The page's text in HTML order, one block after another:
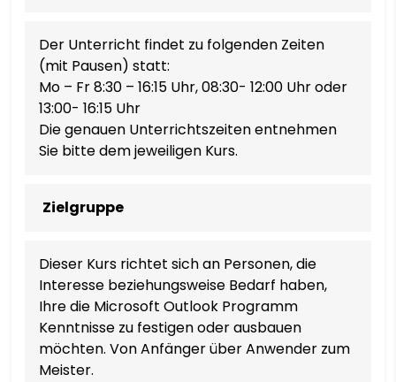
Der Unterricht findet zu folgenden Zeiten
(mit Pausen) statt:
Mo – Fr 8:30 – 16:15 Uhr, 08:30- 12:00 Uhr oder
13:00- 16:15 Uhr
Die genauen Unterrichtszeiten entnehmen
Sie bitte dem jeweiligen Kurs.
Zielgruppe
Dieser Kurs richtet sich an Personen, die
Interesse beziehungsweise Bedarf haben,
Ihre die Microsoft Outlook Programm
Kenntnisse zu festigen oder ausbauen
möchten. Von Anfänger über Anwender zum
Meister.